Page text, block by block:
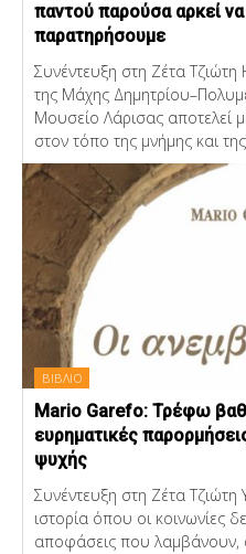
παντού παρούσα αρκεί
παρατηρήσουμε
Συνέντευξη στη Ζέτα Τζιώτη Η ατομική εικαστική έκθεση
της Μάχης
Μουσείο Λάρισας αποτελεί
στον τόπο της μνήμης και της...
ΒΙΒΛΙΟ
Mario Garefo: Τρέφω
ευρηματικές
ψυχής
Συνέντευξη στη Ζέτα Τζιώτη
ιστορία όπου οι κοινωνίες
αποφάσεις που λαμβάνουν,